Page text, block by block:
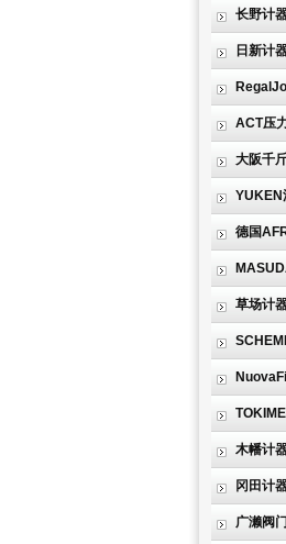
长野计
日新计
ACT压
大阪千
YUKEN
德国
草场计
木幡计
冈田计
广濑阀门